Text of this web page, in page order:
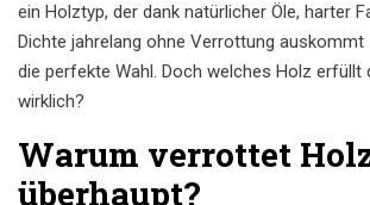
ein Holztyp, der dank natürlicher Öle, harter
Dichte jahrelang ohne Verrottung auskommt
die perfekte Wahl. Doch welches Holz erfüllt
wirklich?
Warum verrottet
überhaupt?